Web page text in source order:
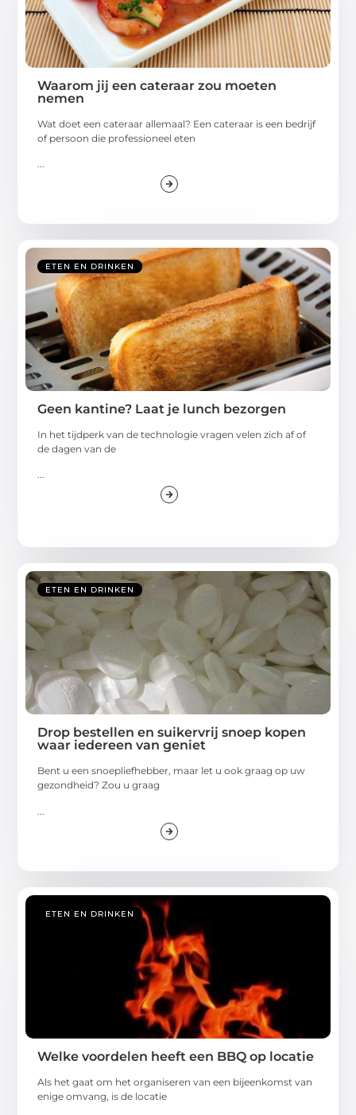
Waarom jij een cateraar zou moeten
nemen
Wat doet een cateraar allemaal? Een cateraar is een bedrijf
of persoon die professioneel eten
ETEN EN DRINKEN
Geen kantine? Laat je lunch bezorgen
In het tijdperk van de technologie vragen velen zich af of
de dagen van de
...
ETEN EN DRINKEN
Drop bestellen en suikervrij snoep kopen
waar iedereen van geniet
Bent u een snoepliefhebber, maar let u ook graag op uw
gezondheid? Zou u graag
ETEN EN DRINKEN
Welke voordelen heeft een BBQ op locatie
Als het gaat om het organiseren van een bijeenkomst van
enige omvang, is de locatie